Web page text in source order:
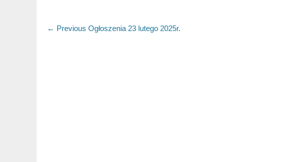
Nawigacja
← Previous Previous
Ogłoszenia 23 lutego 2025r.